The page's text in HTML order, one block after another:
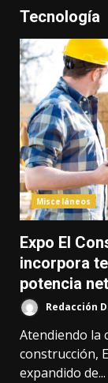
Tecnología
Misceláneos
Expo El
incorpora
potencia
Redacción
Atendiendo la
construcción,
expandido de...